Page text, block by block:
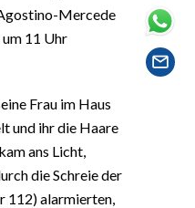
Mercede
11 Uhr
Frau im Haus
und ihr die Haare
ans Licht,
die Schreie der
112) alarmierten,